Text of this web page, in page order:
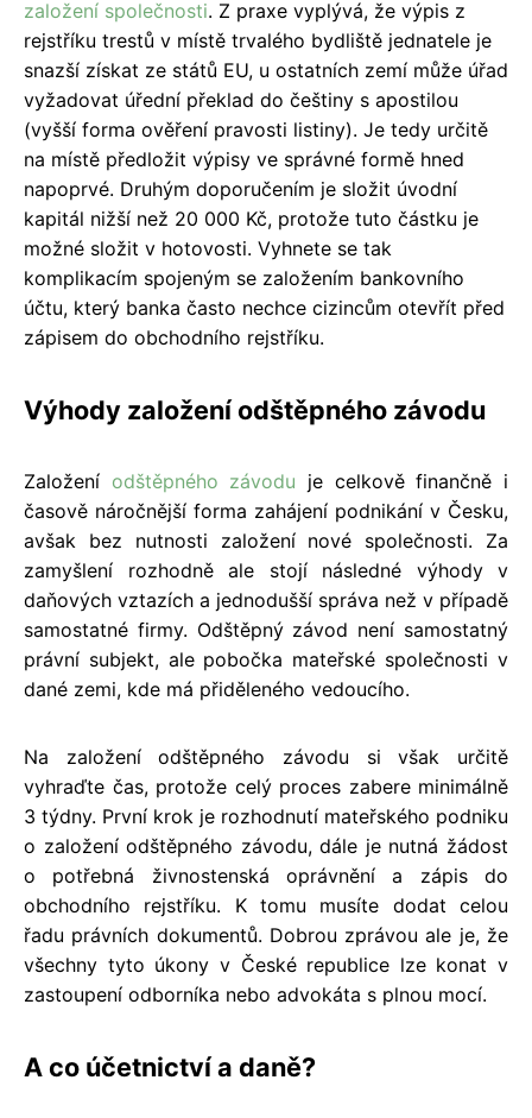
založení společnosti. Z praxe vyplývá, že výpis z
rejstříku trestů v místě trvalého bydliště jednatele je
snazší získat ze států EU, u ostatních zemí může úřad
vyžadovat úřední překlad do češtiny s apostilou
(vyšší forma ověření pravosti listiny). Je tedy určitě
na místě předložit výpisy ve správné formě hned
napoprvé. Druhým doporučením je složit úvodní
kapitál nižší než 20 000 Kč, protože tuto částku je
možné složit v hotovosti. Vyhnete se tak
komplikacím spojeným se založením bankovního
účtu, který banka často nechce cizincům otevřít před
zápisem do obchodního rejstříku.
Výhody založení odštěpného závodu
Založení odštěpného závodu je celkově finančně i
časově náročnější forma zahájení podnikání v Česku,
avšak bez nutnosti založení nové společnosti. Za
zamyšlení rozhodně ale stojí následné výhody v
daňových vztazích a jednodušší správa než v případě
samostatné firmy. Odštěpný závod není samostatný
právní subjekt, ale pobočka mateřské společnosti v
dané zemi, kde má přiděleného vedoucího.
Na založení odštěpného závodu si však určitě
vyhraďte čas, protože celý proces zabere minimálně
3 týdny. První krok je rozhodnutí mateřského podniku
o založení odštěpného závodu, dále je nutná žádost
o potřebná živnostenská oprávnění a zápis do
obchodního rejstříku. K tomu musíte dodat celou
řadu právních dokumentů. Dobrou zprávou ale je, že
všechny tyto úkony v České republice lze konat v
zastoupení odborníka nebo advokáta s plnou mocí.
A co účetnictví a daně?